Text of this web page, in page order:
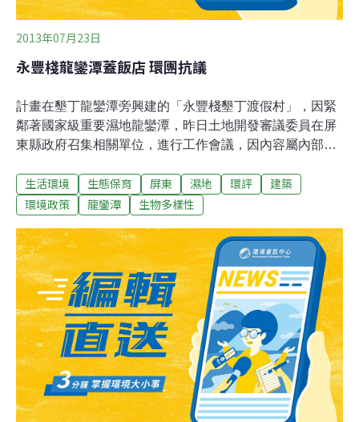
2013年07月23日
永豐棧龍鑾潭蓋飯店 環團抗議
計畫在墾丁龍鑾潭旁興建的「永豐棧墾丁渡假村」，因緊
鄰著國家級重要濕地龍鑾潭，昨日土地開發審議委員在屏
東縣政府召集相關單位，進行工作會議，因內容屬內部討
案根本是黑箱作業，要求縣府應該公開審查。據了解，永
豐棧墾丁渡假村將規畫183間房間、33個Villa，占地約8．
府審查，不過因距離太靠近龍鑾潭國家級重要濕地，且在
悠活事件後，開發案的環評與否更引人注目。22日在縣府
召集相關單位進行工作會議，出席人員包括中央單位環保
署、營建署及觀光局代表，例外還有地方城鄉發展處及警
察局等；不過因內容屬於內部討論並未對外開放，引起環
保團體強烈不滿。縣府城鄉發展處長李吉弘解釋，會議是
應審議會員要求，對於整個土地開發審議的過程是否需要
環評、渡假村進出道路規畫等業務，與相關單位進行法律
及規定的意見交流，內容也已做成會
生活環境 生態保育 屏東 濕地 環評
建築
環境政策
龍鑾潭 生物多樣性